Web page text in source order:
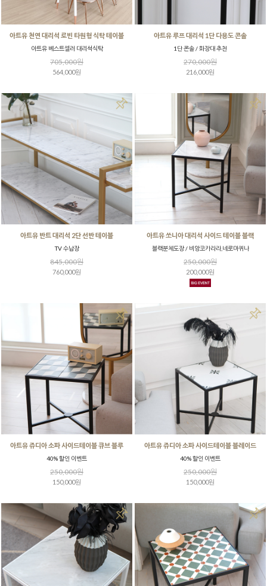
아트유 천연 대리석 로빈 타원형 식탁 테이블
아트유 베스트셀러 대리석식탁
705,000원
564,000원
아트유 루프 대리석 1단 다용도 콘솔
1단 콘솔 / 화장대 추천
270,000원
216,000원
아트유 반트 대리석 2단 선반 테이블
TV 수납장
845,000원
760,000원
아트유 쏘니아 대리석 사이드 테이블 블랙
블랙분체도장 / 비앙코카라라,네로마퀴나
250,000원
200,000원
아트유 쥬디아 소파 사이드테이블 큐브 블루
40% 할인 이벤트
250,000원
150,000원
아트유 쥬디아 소파 사이드테이블 블레이드
40% 할인 이벤트
250,000원
150,000원